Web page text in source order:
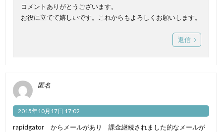
コメントありがとうございます。
お役に立てて嬉しいです。これからもよろしくお願いします。
返信
匿名
2015年10月17日 17:02
rapidgator からメールがあり 課金継続されました的なメールが